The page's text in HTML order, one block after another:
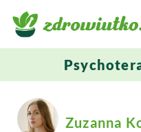
Zuzanna